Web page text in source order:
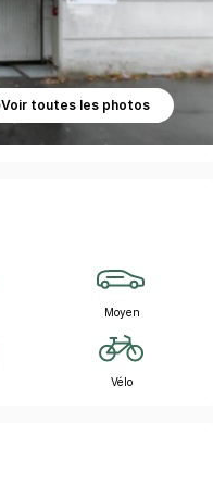
Voir toutes les photos
Moyen
Vélo